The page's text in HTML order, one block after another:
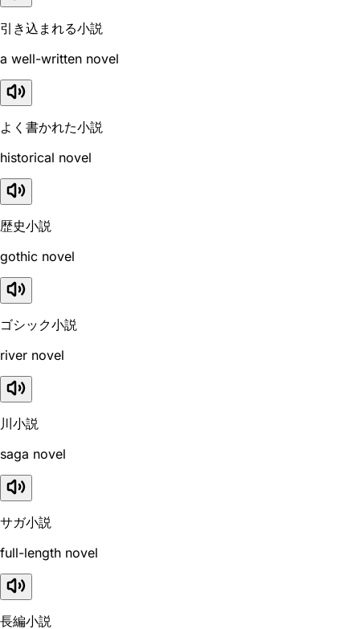
引き込まれる小説
a well-written novel
よく書かれた小説
historical novel
歴史小説
gothic novel
ゴシック小説
river novel
川小説
saga novel
サガ小説
full-length novel
長編小説